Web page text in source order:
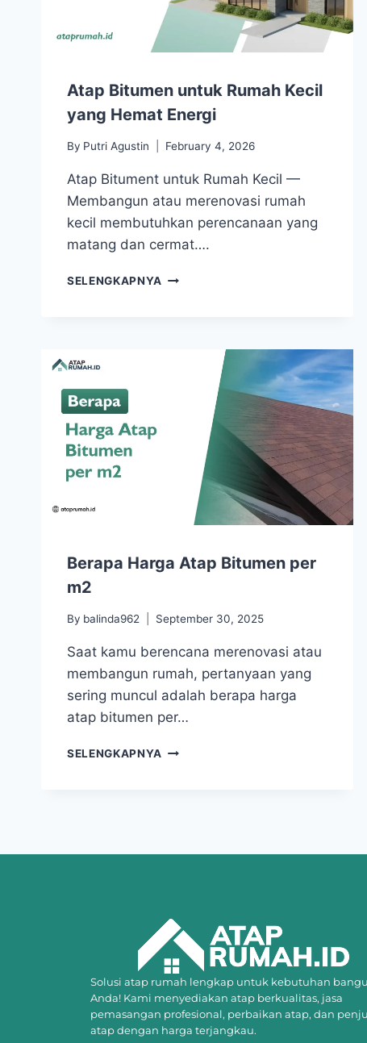
Atap Bitumen untuk Rumah Kecil
yang Hemat Energi
By Putri Agustin February 4, 2026
Atap Bitument untuk Rumah Kecil —
Membangun atau merenovasi rumah
kecil membutuhkan perencanaan yang
matang dan cermat….
SELENGKAPNYA
Berapa Harga Atap Bitumen per
m2
By balinda962 September 30, 2025
Saat kamu berencana merenovasi atau
membangun rumah, pertanyaan yang
sering muncul adalah berapa harga
atap bitumen per…
SELENGKAPNYA
Solusi atap rumah lengkap untuk kebutuhan
Anda! Kami menyediakan atap berkualitas, jasa
pemasangan profesional, perbaikan atap, dan
atap dengan harga terjangkau.